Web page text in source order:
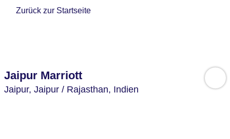
Zurück zur Startseite
Jaipur Marriott
Jaipur, Jaipur / Rajasthan, Indien